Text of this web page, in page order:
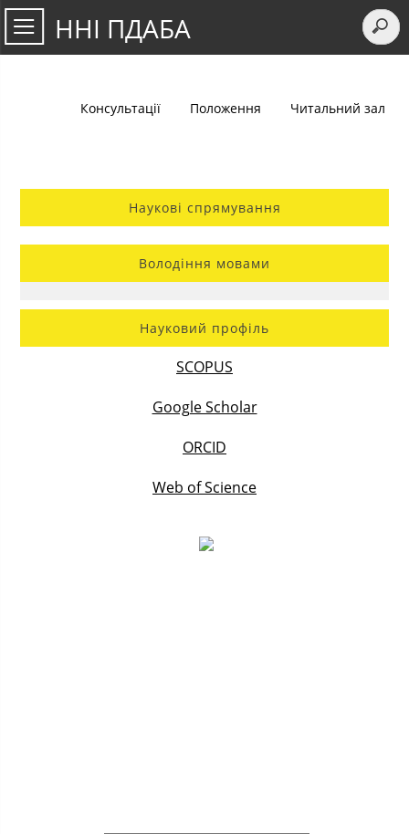
ННІ ПДАБА
Консультації Положення Читальний зал
Наукові спрямування
Володіння мовами
Науковий профіль
SCOPUS
Google Scholar
ORCID
Web of Science